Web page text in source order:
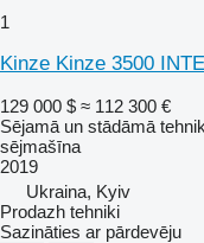
1
Kinze Kinze 3500
129 000 $ ≈ 112 300 €
Sējamā un stādāmā
sējmašīna
2019
Ukraina, Kyiv
Prodazh tehniki
Sazināties ar pārdevēju